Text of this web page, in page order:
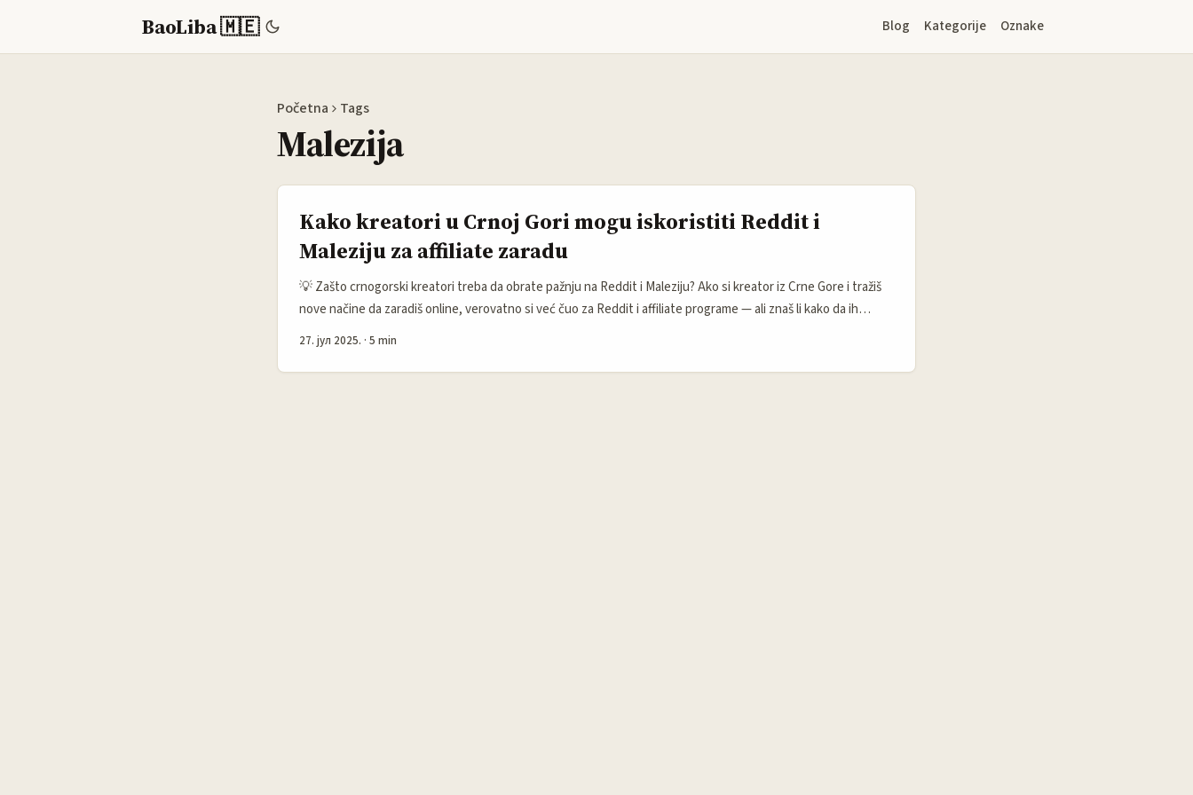
BaoLiba 🇲🇪 Blog Kategorije Oznake
Početna Tags
Malezija
Kako kreatori u Crnoj Gori mogu iskoristiti Reddit i
Maleziju za affiliate zaradu
💡 Zašto crnogorski kreatori treba da obrate pažnju na Reddit i Maleziju? Ako si kreator iz Crne Gore i tražiš
nove načine da zaradiš online, verovatno si već čuo za Reddit i affiliate programe — ali znaš li kako da ih
iskoristiš na pravi način, naročito u kontekstu rastućeg tržišta kao što je Malezija? Reddit je često
interesovanjima, a Malezija se brzo razvija kao digitalni centar jugoistočne Azije zahvaljujući inovativnim
27. јул 2025. · 5 min